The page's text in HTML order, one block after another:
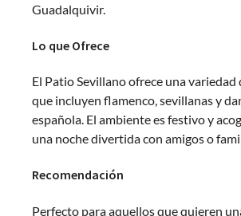
Guadalquivir.
Lo que Ofrece
El Patio Sevillano ofrece una variedad
que incluyen flamenco, sevillanas y
española. El ambiente es festivo y
una noche divertida con amigos o
Recomendación
Perfecto para aquellos que quieren